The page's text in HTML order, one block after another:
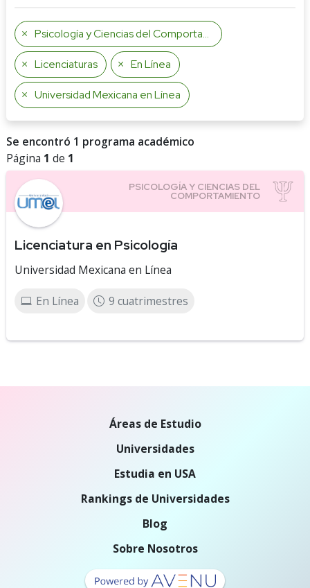
Psicología y Ciencias del Comportamiento
Licenciaturas En Línea
Universidad Mexicana en Línea
Se encontró 1 programa académico
Página 1 de 1
Licenciatura en Psicología
Universidad Mexicana en Línea
En Línea 9 cuatrimestres
Áreas de Estudio
Universidades
Estudia en USA
Rankings de Universidades
Blog
Sobre Nosotros